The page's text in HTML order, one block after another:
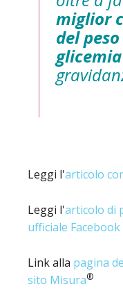
miglior
del
glicemia
Leggi l'articolo
Leggi l'articolo di
ufficiale
Link alla pagina
sito Misura®